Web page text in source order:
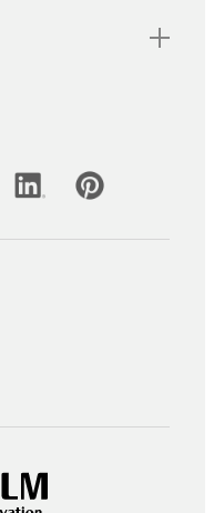
sociales